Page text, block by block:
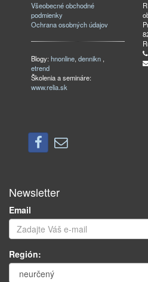
Všeobecné obchodné
podmienky
Ochrana osobných údajov
Blogy:hnonline,dennikn ,
etrend
Školenia a semináre:
www.relia.sk
Newsletter
Email
Región: